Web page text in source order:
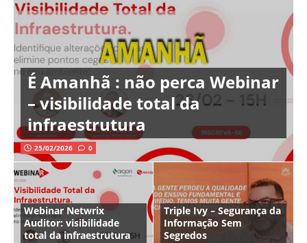
É Amanhã : não perca Webinar
– visibilidade total da
infraestrutura
25/02/2026 0
Webinar Netwrix
Auditor: visibilidade
total da infraestrutura
Triple Ivy – Segurança da
Informação Sem
Segredos